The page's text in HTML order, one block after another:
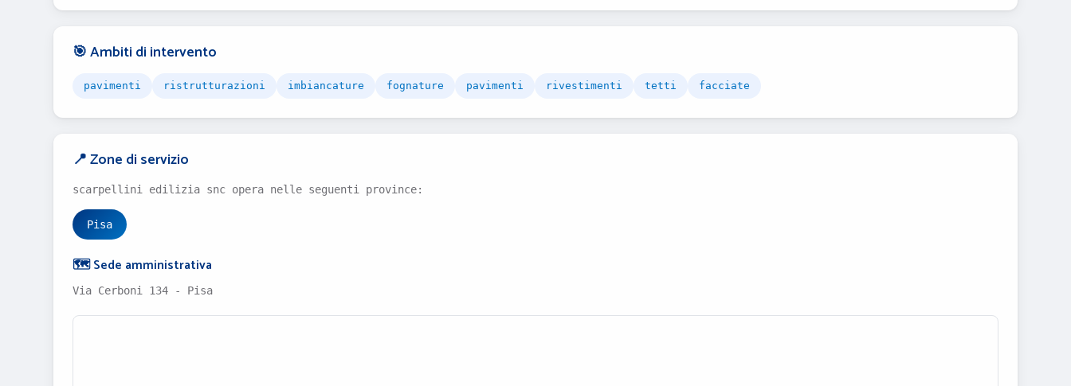
🎯 Ambiti di intervento
pavimenti ristrutturazioni imbiancature fognature pavimenti rivestimenti tetti facciate
📍 Zone di servizio
scarpellini edilizia snc opera nelle seguenti province:
Pisa
🗺️ Sede amministrativa
Via Cerboni 134 - Pisa